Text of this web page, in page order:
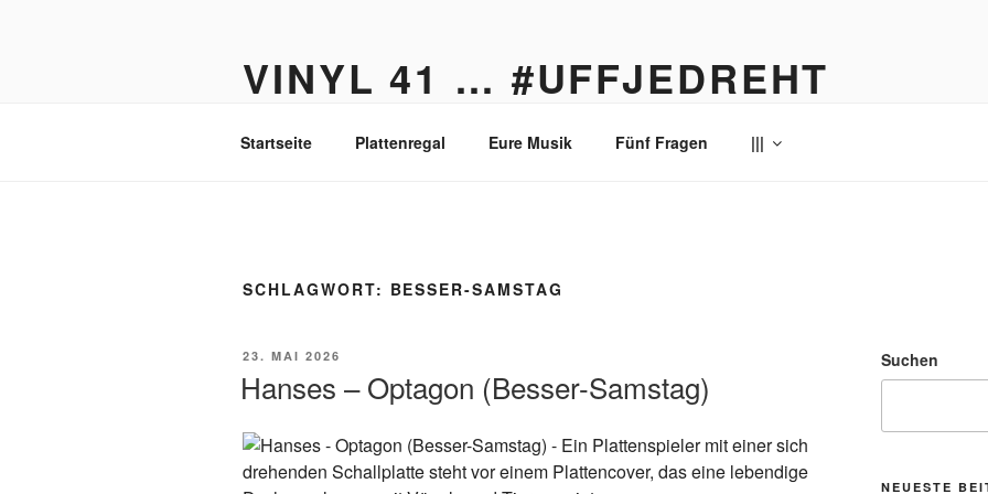
VINYL 41 … #UFFJEDREHT
Startseite Plattenregal Eure Musik Fünf Fragen |||
SCHLAGWORT: BESSER-SAMSTAG
VERÖFFENTLICHT
23. MAI 2026
Hanses – Optagon (Besser-Samstag)
Suchen
NEUESTE